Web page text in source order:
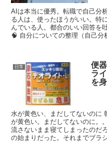
AIは本当に優秀。転職で自己分
る人は、使ったほうがいい。特
んでいる人。都合のいい回答を
🧠 自分についての整理（自己分
日常
便
ラ
を
水が黄色い、まだしてないのに
が黄色い。まだしてないのに。
流さないまま寝てしまったのだ
の始まりだった。それまでブラ